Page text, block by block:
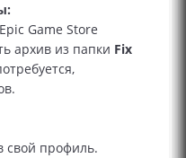
Game Store
архив из папки Fix
свой профиль.